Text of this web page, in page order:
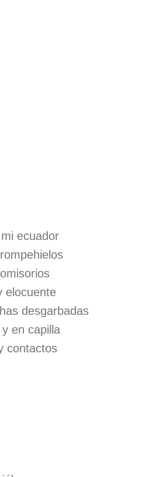
ecuador
elocuente
desgarbadas
en capilla
contactos